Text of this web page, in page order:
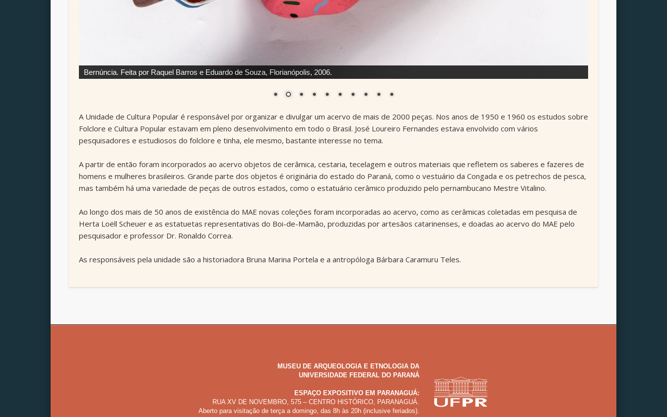
Bernúncia. Feita por Raquel Barros e Eduardo de Souza, Florianópolis, 2006.
A Unidade de Cultura Popular é responsável por organizar e divulgar um acervo de mais de 2000 peças. Nos anos de 1950 e 1960 os estudos sobre
Folclore e Cultura Popular estavam em pleno desenvolvimento em todo o Brasil. José Loureiro Fernandes estava envolvido com vários
pesquisadores e estudiosos do folclore e tinha, ele mesmo, bastante interesse no tema.
A partir de então foram incorporados ao acervo objetos de cerâmica, cestaria, tecelagem e outros materiais que refletem os saberes e fazeres de
homens e mulheres brasileiros. Grande parte dos objetos é originária do estado do Paraná, como o vestuário da Congada e os petrechos de pesca,
mas também há uma variedade de peças de outros estados, como o estatuário cerâmico produzido pelo pernambucano Mestre Vitalino.
Ao longo dos mais de 50 anos de existência do MAE novas coleções foram incorporadas ao acervo, como as cerâmicas coletadas em pesquisa de
Herta Loëll Scheuer e as estatuetas representativas do Boi-de-Mamão, produzidas por artesãos catarinenses, e doadas ao acervo do MAE pelo
pesquisador e professor Dr. Ronaldo Correa.
As responsáveis pela unidade são a historiadora Bruna Marina Portela e a antropóloga Bárbara Caramuru Teles.
MUSEU DE ARQUEOLOGIA E ETNOLOGIA DA
UNIVERSIDADE FEDERAL DO PARANÁ
ESPAÇO EXPOSITIVO EM PARANAGUÁ:
RUA XV DE NOVEMBRO, 575 – CENTRO HISTÓRICO, PARANAGUÁ.
Aberto para visitação de terça a domingo, das 8h às 20h (inclusive feriados).